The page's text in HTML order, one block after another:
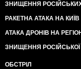
ЗНИЩЕННЯ
РАКЕТНА АТАКА НА КИЇВ
АТАКА ДРОНІВ НА
ЗНИЩЕННЯ РОСІЙСЬКОЇ
ОБСТРІЛ